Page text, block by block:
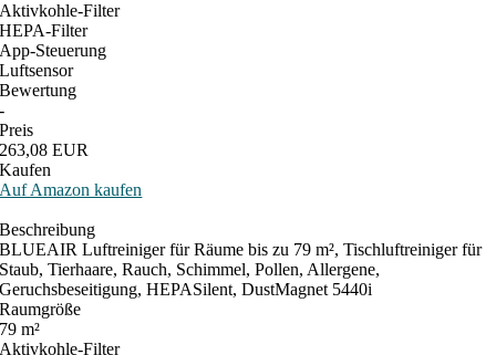
Aktivkohle-Filter
HEPA-Filter
App-Steuerung
Luftsensor
Bewertung
-
Preis
263,08 EUR
Kaufen
Auf Amazon kaufen
Beschreibung
BLUEAIR Luftreiniger für Räume bis zu 79 m², Tischluftreiniger für
Staub, Tierhaare, Rauch, Schimmel, Pollen, Allergene,
Geruchsbeseitigung, HEPASilent, DustMagnet 5440i
Raumgröße
79 m²
Aktivkohle-Filter